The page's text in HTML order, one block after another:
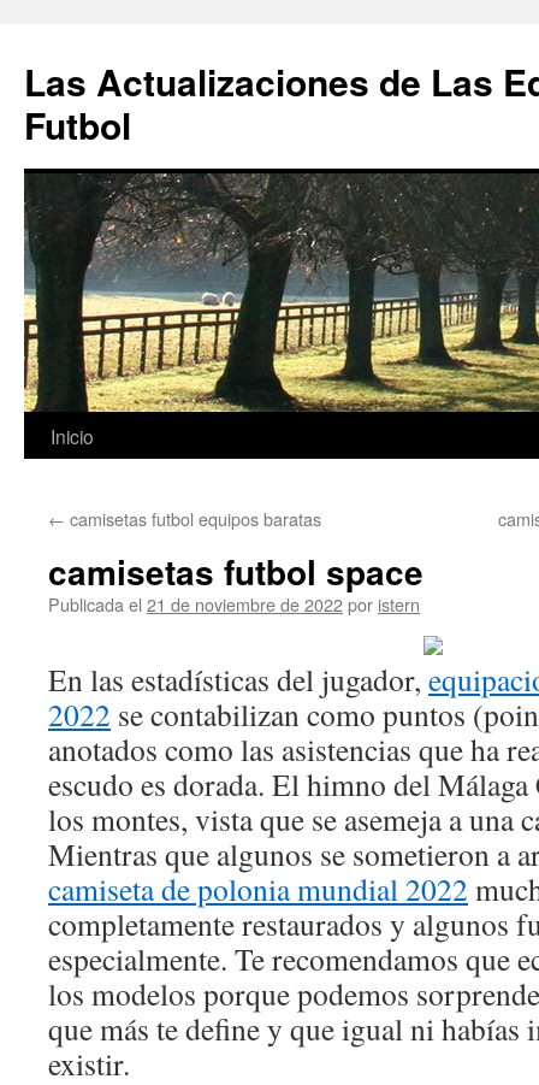
Las Actualizaciones de Las
Futbol
Saltar
contenido
Inicio
← camisetas futbol equipos baratas
camisetas futbol space
Publicada el 21 de noviembre de 2022por istern
En las estadísticas del jugador,
2022 se contabilizan como puntos
anotados como las asistencias que ha
escudo es dorada. El himno del Málaga
los montes, vista que se asemeja a una
Mientras que algunos se sometieron a
camiseta de polonia mundial 2022
completamente restaurados y algunos
especialmente. Te recomendamos que
los modelos porque podemos
que más te define y que igual ni habías
existir.